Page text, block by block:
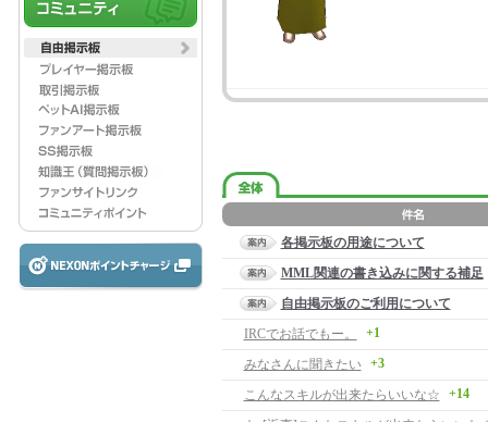
各掲示板の用途について
MML関連の書き込みに関する補足
自由掲示板のご利用について
IRCでお話でもー。
+1
みなさんに聞きたい +3
こんなスキルが出来たらいいな☆ +14